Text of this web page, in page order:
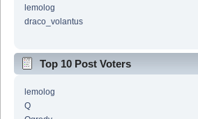
lemolog
draco_volantus
Top 10 Post Voters
lemolog
Q